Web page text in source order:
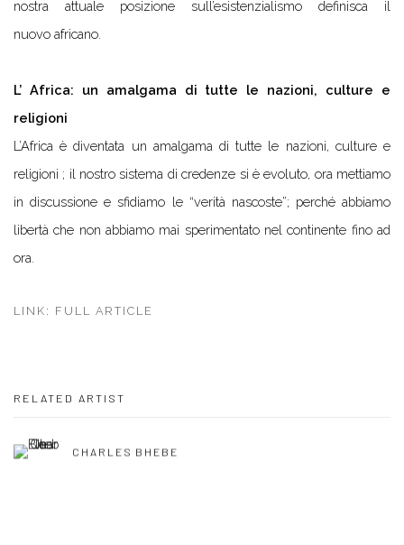
nostra attuale posizione sull’esistenzialismo definisca il
nuovo africano.
L’ Africa: un amalgama di tutte le nazioni, culture e
religioni
L’Africa è diventata un amalgama di tutte le nazioni, culture e
religioni ; il nostro sistema di credenze si è evoluto, ora mettiamo
in discussione e sfidiamo le “verità nascoste”; perché abbiamo
libertà che non abbiamo mai sperimentato nel continente fino ad
ora.
LINK: FULL ARTICLE
RELATED ARTIST
CHARLES BHEBE